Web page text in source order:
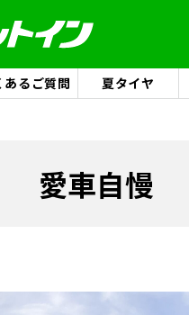
あるご質問 夏タイヤ
愛車自慢